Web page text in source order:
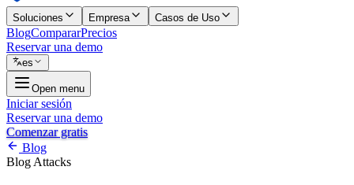
Soluciones Empresa Casos de Uso
BlogCompararPrecios
Reservar una demo
es
Open menu
Iniciar sesión
Reservar una demo
Comenzar gratis
Blog
Blog Attacks